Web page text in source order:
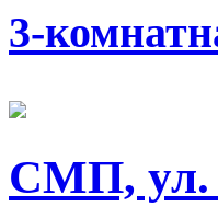
3-
СМП,